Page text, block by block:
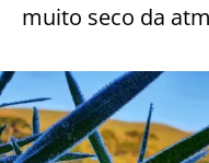
muito seco da